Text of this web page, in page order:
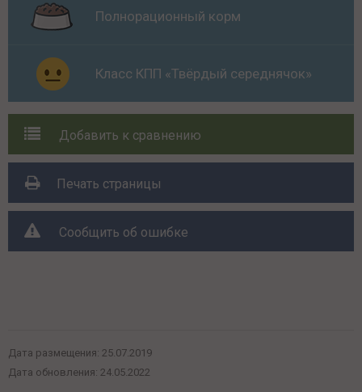
Полнорационный корм
Класс КПП «Твёрдый середнячок»
Добавить к сравнению
Печать страницы
Сообщить об ошибке
Дата размещения: 25.07.2019
Дата обновления: 24.05.2022